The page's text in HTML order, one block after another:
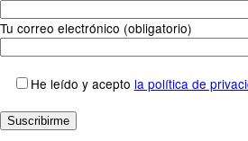
Tu correo electrónico (obligatorio)
He leído y acepto la política de